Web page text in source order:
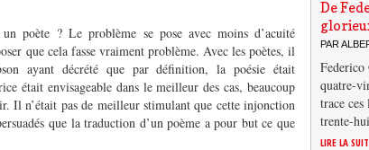
poète ? Le problème se pose avec moins d’acuité
que cela fasse vraiment problème. Avec les poètes, il
ayant décrété que par définition, la poésie était
était envisageable dans le meilleur des cas, beaucoup
Il n’était pas de meilleur stimulant que cette injonction
que la traduction d’un poème a pour but ce que
De
PAR
quatre-
trace
trente-
LIRE LA